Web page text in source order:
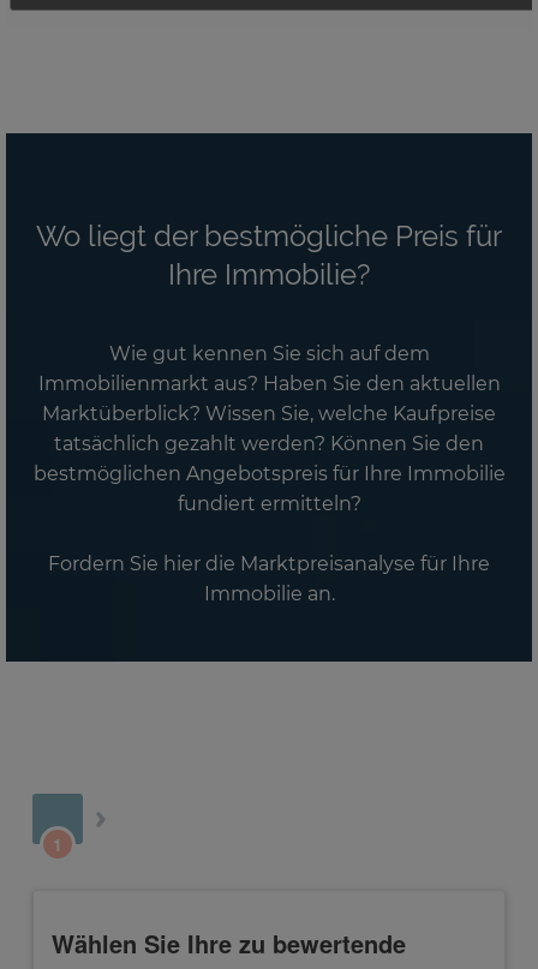
Wo liegt der bestmögliche Preis für
Ihre Immobilie?
Wie gut kennen Sie sich auf dem
Immobilienmarkt aus? Haben Sie den aktuellen
Marktüberblick? Wissen Sie, welche Kaufpreise
tatsächlich gezahlt werden? Können Sie den
bestmöglichen Angebotspreis für Ihre Immobilie
fundiert ermitteln?
Fordern Sie hier die Marktpreisanalyse für Ihre
Immobilie an.